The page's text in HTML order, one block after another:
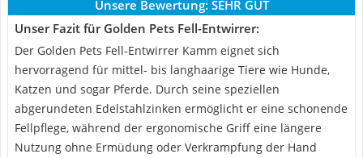
Unsere Bewertung: SEHR GUT
Unser Fazit für Golden Pets Fell-Entwirrer:
Der Golden Pets Fell-Entwirrer Kamm eignet sich
hervorragend für mittel- bis langhaarige Tiere wie Hunde,
Katzen und sogar Pferde. Durch seine speziellen
abgerundeten Edelstahlzinken ermöglicht er eine schonende
Fellpflege, während der ergonomische Griff eine längere
Nutzung ohne Ermüdung oder Verkrampfung der Hand